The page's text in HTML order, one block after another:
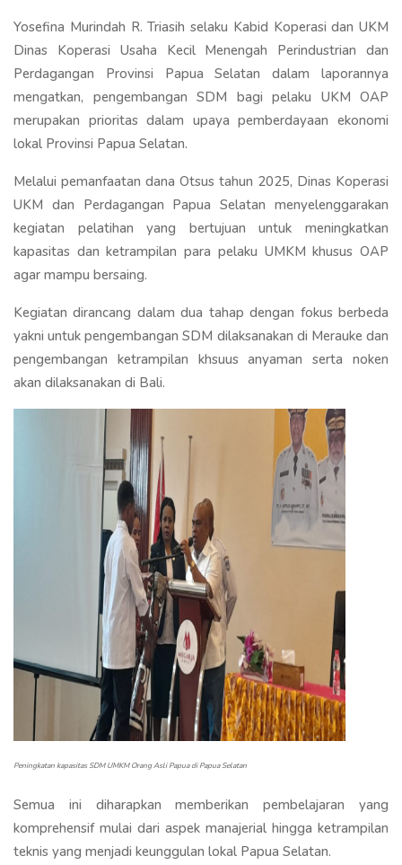
Yosefina Murindah R. Triasih selaku Kabid Koperasi dan UKM
Dinas Koperasi Usaha Kecil Menengah Perindustrian dan
Perdagangan Provinsi Papua Selatan dalam laporannya
mengatkan, pengembangan SDM bagi pelaku UKM OAP
merupakan prioritas dalam upaya pemberdayaan ekonomi
lokal Provinsi Papua Selatan.
Melalui pemanfaatan dana Otsus tahun 2025, Dinas Koperasi
UKM dan Perdagangan Papua Selatan menyelenggarakan
kegiatan pelatihan yang bertujuan untuk meningkatkan
kapasitas dan ketrampilan para pelaku UMKM khusus OAP
agar mampu bersaing.
Kegiatan dirancang dalam dua tahap dengan fokus berbeda
yakni untuk pengembangan SDM dilaksanakan di Merauke dan
pengembangan ketrampilan khsuus anyaman serta noken
akan dilaksanakan di Bali.
Peningkatan kapasitas SDM UMKM Orang Asli Papua di Papua Selatan
Semua ini diharapkan memberikan pembelajaran yang
komprehensif mulai dari aspek manajerial hingga ketrampilan
teknis yang menjadi keunggulan lokal Papua Selatan.